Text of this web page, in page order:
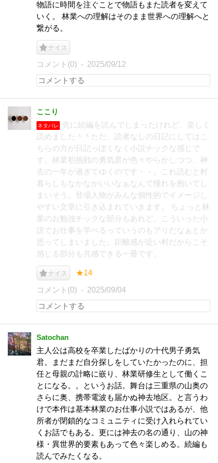
物語に時間を注ぐことで物語もまた読者を変えて
いく。 林業への理解はそのまま世界への理解へと
繋がる。
ナイス
コメント(0) 2025/09/12
ここり
ネタバレ
先に続編を読んでしまったけれど、楽しく
読めました＾＾ただ、読者なしの日記にしてはこ
ちらの方が日記っぽくなく小説チックな感じで
す。林業初挑戦の勇気君が色々やらかしつつ、神
去の一年が過ぎてゆくのです・・。これ読むと村
暮らしもなかなかいいなぁなんて憧れを抱いてし
まいそう。登場人物がみんな個性的でイメージし
やすい文章に引き込まれていきます。 ちょっと林
業のお勉強チックな部分もあれど、こういった小
説でお仕事を学べるっていうのもアリだなぁとか
思ってしまいました。距離感が近い村だからこそ
感じる部分も共感できる一冊です。
ナイス ★14
コメント(0) 2025/09/04
Satochan
主人公は高校を卒業したばかりの十代男子勇気
君。まだまだ自分探しをしていたかったのに、担
任と母親の計略に嵌り、林業研修生として働くこ
とになる。。というお話。舞台は三重県の山奥の
さらに奥、携帯電波も届かぬ神去地区。と言うわ
けで本作は基本林業のお仕事小説ではあるが、他
所者が閉鎖的なコミュニティに受け入れられてい
くお話でもある。更には神去の名の通り、山の神
様・異世界的要素もあって色々楽しめる。続編も
読んでみたくなる。